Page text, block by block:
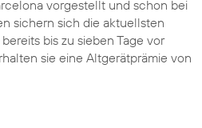
vorgestellt und schon bei
sichern sich die aktuellsten
bis zu sieben Tage vor
sie eine Altgerätprämie von